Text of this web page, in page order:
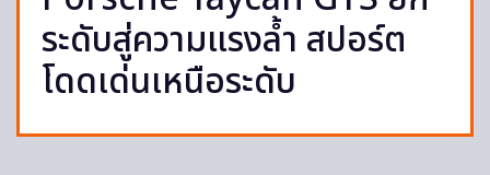
ระดับสู่ความแรงล้ำ สปอร์ต
โดดเด่นเหนือระดับ